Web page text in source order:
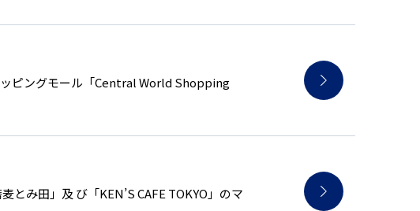
ピングモール「Central World Shopping
み⽥」及 び「KEN’S CAFE TOKYO」のマ